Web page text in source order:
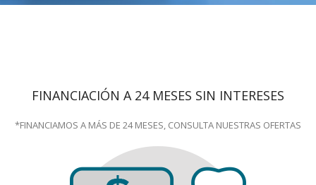
FINANCIACIÓN A 24 MESES SIN INTERESES
*FINANCIAMOS A MÁS DE 24 MESES, CONSULTA NUESTRAS OFERTAS